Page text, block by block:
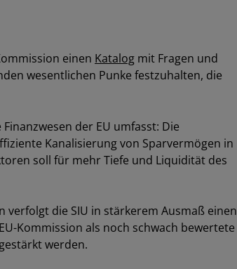
einen Katalog mit Fragen und
wesentlichen Punke festzuhalten, die
der EU umfasst: Die
Kanalisierung von Sparvermögen in
soll für mehr Tiefe und Liquidität des
die SIU in stärkerem Ausmaß einen
Kommission als noch schwach bewertete
werden.